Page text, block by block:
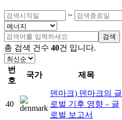
~
검색
총 검색 건수 40건 입니다.
번
호
국가 제목
40
덴마크) 덴마크의 글
로벌 기후 영향 – 글
로벌 보고서